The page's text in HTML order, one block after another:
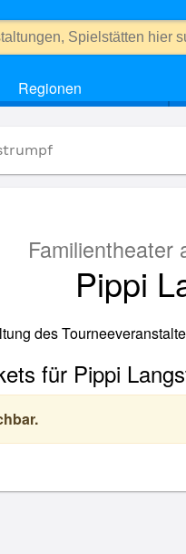
Regionen
Familientheater
Pippi
des
für Pippi